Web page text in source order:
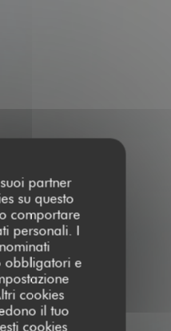
partner
su questo
comportare
personali. I
obbligatori e
cookies
il tuo
cookies